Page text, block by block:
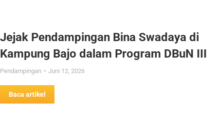
Jejak Pendampingan Bina Swadaya di
Kampung Bajo dalam Program DBuN III
Pendampingan Juni 12, 2026
Baca artikel